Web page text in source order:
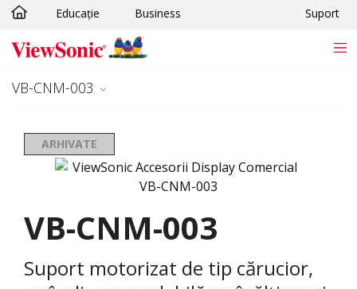
Sari la conținutul principal
Educație Business Suport
VB-CNM-003
ARHIVATE
VB-CNM-003
Suport motorizat de tip cărucior,